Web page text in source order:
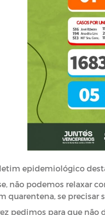
epidemiológico
não podemos relaxar
quarentena, se precisar
pedimos para que